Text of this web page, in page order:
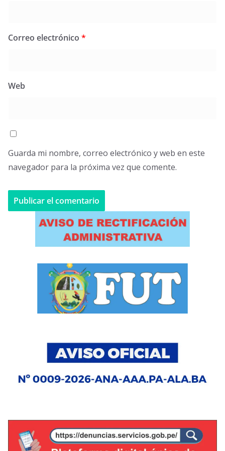
Correo electrónico *
Web
Guarda mi nombre, correo electrónico y web en este
navegador para la próxima vez que comente.